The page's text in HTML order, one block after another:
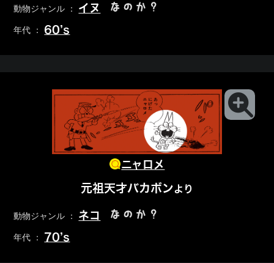
動物ジャンル ： イヌ なのか？
年代 ： 60’s
ニャロメ
元祖天才バカボンより
動物ジャンル ： ネコ なのか？
年代 ： 70’s